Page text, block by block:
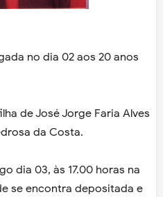
no dia 02 aos 20 anos
de José Jorge Faria Alves
da Costa.
dia 03, às 17.00 horas na
se encontra depositada e